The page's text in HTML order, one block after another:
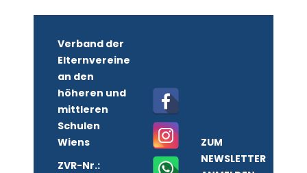
Verband der
Elternvereine
an den
höheren und
mittleren
Schulen
Wiens
ZVR-Nr.:
ZUM
NEWSLETTER